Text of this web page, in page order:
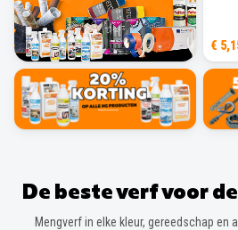
€
De beste verf voor
Mengverf in elke kleur, gereedschap en